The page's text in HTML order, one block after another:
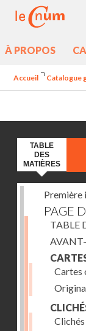
À PROPOS
Accueil Catalogue
TABLE
DES
MATIÈRES
Première
PAGE
TABLE
Cartes